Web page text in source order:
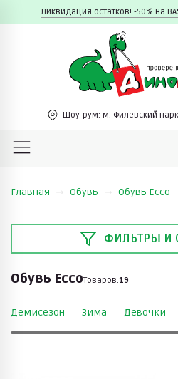
Ликвидация остатков! -50% на
Шоу-рум: м. Филевский парк
Главная Обувь Обувь Ecco
ФИЛЬТРЫ И
Обувь EccoТоваров:19
Демисезон Зима Девочки